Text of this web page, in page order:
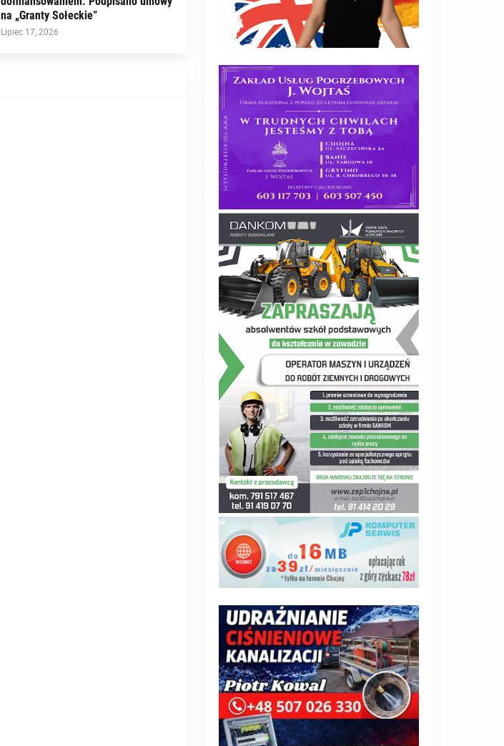
na „Granty Sołeckie”
Lipiec 17, 2026